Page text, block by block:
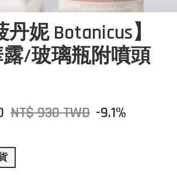
丹妮 Botanicus】
/玻璃瓶附噴頭
NT$ 930 TWD -9.1%